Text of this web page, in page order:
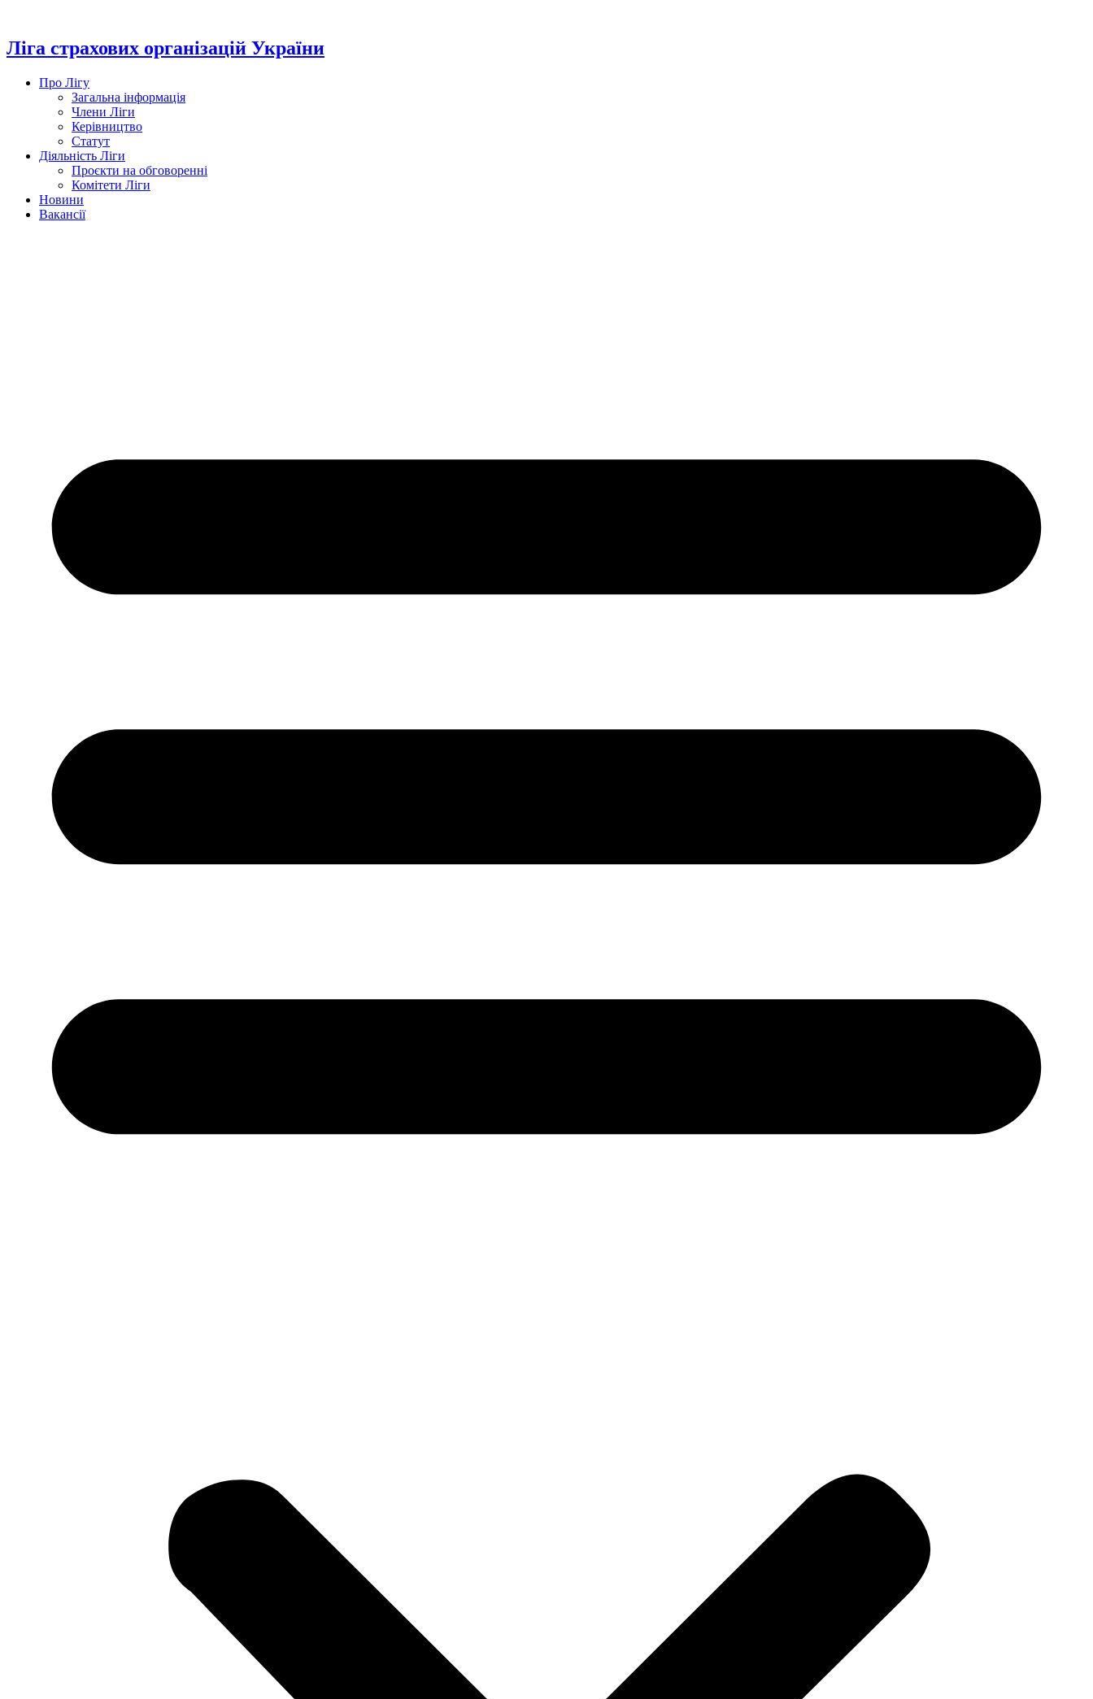
вмісту
Ліга страхових організацій України
Про Лігу
Загальна інформація
Члени Ліги
Керівництво
Статут
Діяльність Ліги
Проєкти на обговоренні
Комітети Ліги
Новини
Вакансії